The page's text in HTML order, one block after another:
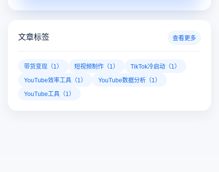
文章标签 查看更多
带货变现（1） 短视频制作（1）
TikTok冷启动（1）
YouTube效率工具（1）
YouTube数据分析（1）
YouTube工具（1）